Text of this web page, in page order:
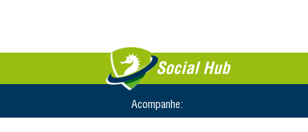
Social Hub
Acompanhe: